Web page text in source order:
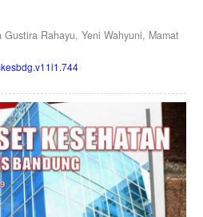
Gustira Rahayu, Yeni Wahyuni, Mamat